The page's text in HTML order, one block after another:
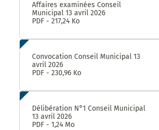
Affaires examinées Conseil
Municipal 13 avril 2026
PDF - 217,24 Ko
Convocation Conseil Municipal 13
avril 2026
PDF - 230,96 Ko
Délibération N°1 Conseil Municipal
13 avril 2026
PDF - 1,24 Mo